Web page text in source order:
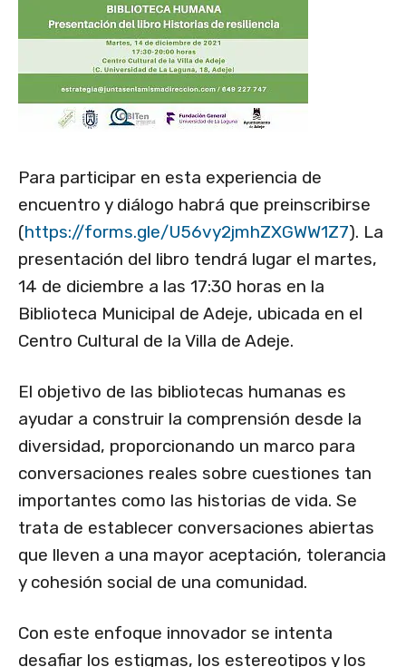
Para participar en esta experiencia de
encuentro y diálogo habrá que preinscribirse
(https://forms.gle/U56vy2jmhZXGWW1Z7). La
presentación del libro tendrá lugar el martes,
14 de diciembre a las 17:30 horas en la
Biblioteca Municipal de Adeje, ubicada en el
Centro Cultural de la Villa de Adeje.
El objetivo de las bibliotecas humanas es
ayudar a construir la comprensión desde la
diversidad, proporcionando un marco para
conversaciones reales sobre cuestiones tan
importantes como las historias de vida. Se
trata de establecer conversaciones abiertas
que lleven a una mayor aceptación, tolerancia
y cohesión social de una comunidad.
Con este enfoque innovador se intenta
desafiar los estigmas, los estereotipos y los